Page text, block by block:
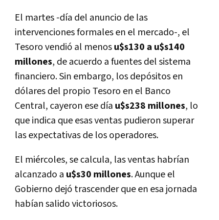
El martes -día del anuncio de las
intervenciones formales en el mercado-, el
Tesoro vendió al menosu$s130 a u$s140
millones, de acuerdo a fuentes del sistema
financiero. Sin embargo, los depósitos en
dólares del propio Tesoro en el Banco
Central, cayeron ese día u$s238 millones, lo
que indica que esas ventas pudieron superar
las expectativas de los operadores.
El miércoles, se calcula, las ventas habrían
alcanzado a u$s30 millones. Aunque el
Gobierno dejó trascender que en esa jornada
habían salido victoriosos.